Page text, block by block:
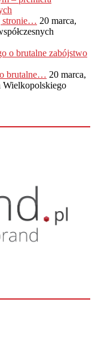
stronie… 20 marca,
o brutalne… 20 marca,
Wielkopolskiego